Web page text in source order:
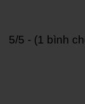
5/5 - (1 bình